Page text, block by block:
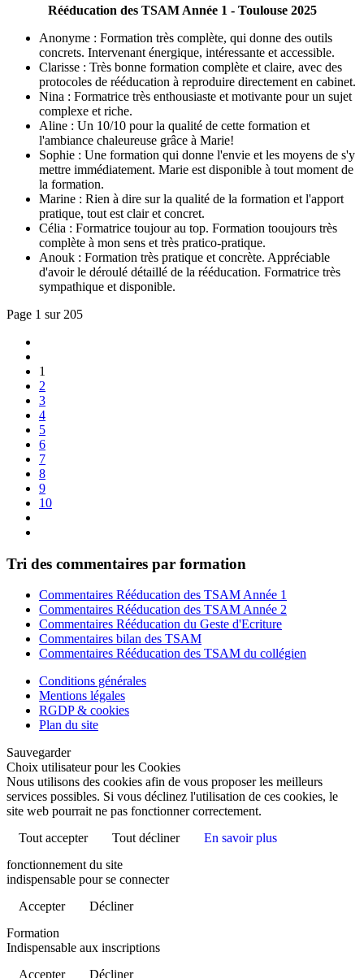
Rééducation des TSAM Année 1 - Toulouse 2025
Anonyme : Formation très complète, qui donne des outils
concrets. Intervenant énergique, intéressante et accessible.
Clarisse : Très bonne formation complète et claire, avec des
protocoles de rééducation à reproduire directement en cabinet.
Nina : Formatrice très enthousiaste et motivante pour un sujet
complexe et riche.
Aline : Un 10/10 pour la qualité de cette formation et
l'ambiance chaleureuse grâce à Marie!
Sophie : Une formation qui donne l'envie et les moyens de s'y
mettre immédiatement. Marie est disponible à tout moment de
la formation.
Marine : Rien à dire sur la qualité de la formation et l'apport
pratique, tout est clair et concret.
Célia : Formatrice toujour au top. Formation tooujours très
complète à mon sens et très pratico-pratique.
Anouk : Formation très pratique et concrète. Appréciable
d'avoir le déroulé détaillé de la rééducation. Formatrice très
sympathique et disponible.
Page 1 sur 205
1
2
3
4
5
6
7
8
9
10
Tri des commentaires par formation
Commentaires Rééducation des TSAM Année 1
Commentaires Rééducation des TSAM Année 2
Commentaires Rééducation du Geste d'Ecriture
Commentaires bilan des TSAM
Commentaires Rééducation des TSAM du collégien
Conditions générales
Mentions légales
RGDP & cookies
Plan du site
Sauvegarder
Choix utilisateur pour les Cookies
Nous utilisons des cookies afin de vous proposer les meilleurs
services possibles. Si vous déclinez l'utilisation de ces cookies, le
site web pourrait ne pas fonctionner correctement.
Tout accepter
Tout décliner
En savoir plus
fonctionnement du site
indispensable pour se connecter
Accepter
Décliner
Formation
Indispensable aux inscriptions
Accepter
Décliner